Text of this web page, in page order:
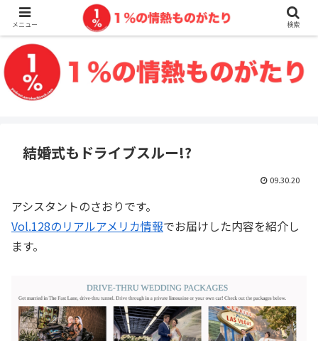
結婚式もドライブスルー!?
09.30.20
アシスタントのさおりです。
Vol.128のリアルアメリカ情報でお届けした内容を紹介し
ます。
メニュー 検索